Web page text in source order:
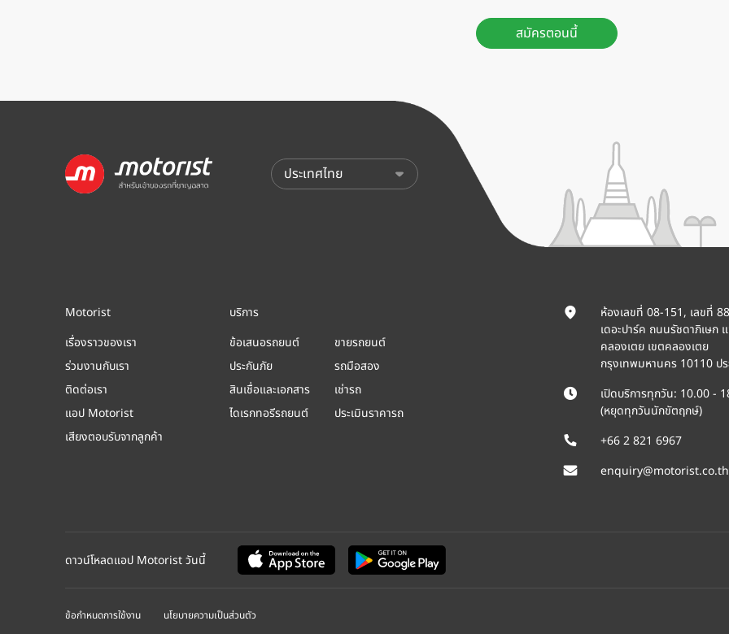
สมัครตอนนี้
Motorist
เรื่องราวของเรา
ร่วมงานกับเรา
ติดต่อเรา
แอป Motorist
เสียงตอบรับจากลูกค้า
บริการ
ข้อเสนอรถยนต์
ประกันภัย
สินเชื่อและเอกสาร
ไดเรกทอรีรถยนต์
ขายรถยนต์
รถมือสอง
เช่ารถ
ประเมินราคารถ
ห้องเลขที่ 08-151, เลขที่
เดอะปาร์ค ถนนรัชดาภิเษก
คลองเตย เขตคลองเตย
กรุงเทพมหานคร 10110 ปร
เปิดบริการทุกวัน: 10.00 -
(หยุดทุกวันนักขัตฤกษ์)
+66 2 821 6967
enquiry@motorist.co.th
ดาวน์โหลดแอป Motorist วันนี้
ข้อกำหนดการใช้งาน นโยบายความเป็นส่วนตัว